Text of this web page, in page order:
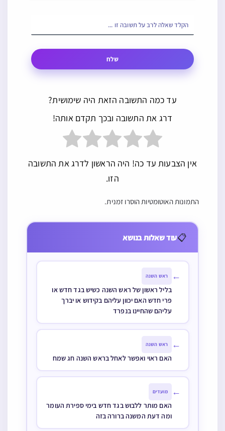
שלח
עד כמה התשובה הזאת היה שימושית?
דרג את התשובה ובכך תקדם אותה!
אין הצבעות עד כה! היה הראשון לדרג את התשובה
הזו.
התמונות האוטומטיות הוסרו זמנית.
📋עוד שאלות בנושא
← ראש השנה
בליל ראשון של ראש השנה כשיש בגד חדש או
פרי חדש האם יכוון עליהם בקידוש או יברך
עליהם שהחיינו בנפרד
← ראש השנה
האם ראוי ואפשר לאחל בראש השנה חג שמח
← מועדים
האם מותר ללבוש בגד חדש בימי ספירת העומר
ומה דעת המשנה ברורה בזה